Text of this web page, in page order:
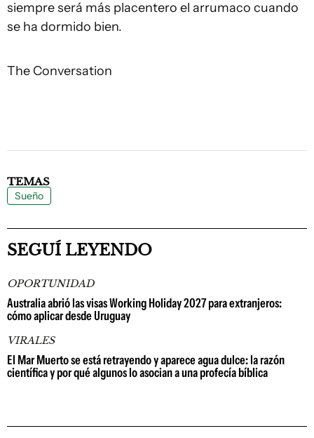
siempre será más placentero el arrumaco cuando
se ha dormido bien.
The Conversation
TEMAS
Sueño
SEGUÍ LEYENDO
OPORTUNIDAD
Australia abrió las visas Working Holiday 2027 para extranjeros:
cómo aplicar desde Uruguay
VIRALES
El Mar Muerto se está retrayendo y aparece agua dulce: la razón
científica y por qué algunos lo asocian a una profecía bíblica